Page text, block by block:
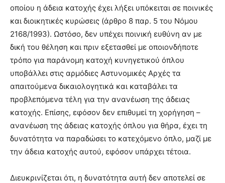
οποίου η άδεια κατοχής έχει λήξει υπόκειται σε ποινικές
και διοικητικές κυρώσεις (άρθρο 8 παρ. 5 του Νόμου
2168/1993). Ωστόσο, δεν υπέχει ποινική ευθύνη αν με
δική του θέληση και πριν εξετασθεί με οποιονδήποτε
τρόπο για παράνομη κατοχή κυνηγετικού όπλου
υποβάλλει στις αρμόδιες Αστυνομικές Αρχές τα
απαιτούμενα δικαιολογητικά και καταβάλει τα
προβλεπόμενα τέλη για την ανανέωση της άδειας
κατοχής. Επίσης, εφόσον δεν επιθυμεί τη χορήγηση –
ανανέωση της άδειας κατοχής όπλου για θήρα, έχει τη
δυνατότητα να παραδώσει το κατεχόμενο όπλο, μαζί με
την άδεια κατοχής αυτού, εφόσον υπάρχει τέτοια.
Διευκρινίζεται ότι, η δυνατότητα αυτή δεν αποτελεί σε